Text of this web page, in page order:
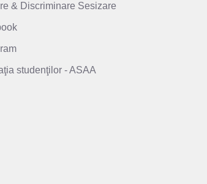
& Discriminare Sesizare
studenţilor - ASAA